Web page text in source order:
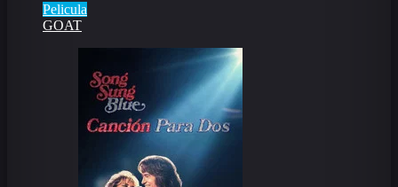
Pelicula
GOAT